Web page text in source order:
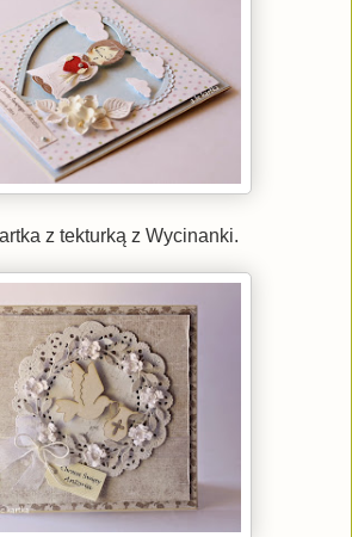
z tekturką z Wycinanki.